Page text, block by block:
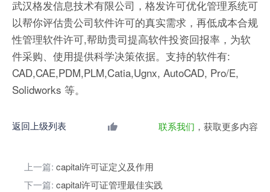
武汉格发信息技术有限公司，格发许可优化管理系统可
以帮你评估贵公司软件许可的真实需求，再低成本合规
性管理软件许可,帮助贵司提高软件投资回报率，为软
件采购、使用提供科学决策依据。支持的软件有:
CAD,CAE,PDM,PLM,Catia,Ugnx, AutoCAD, Pro/E,
Solidworks 等。
返回上级列表 联系我们 ，获取更多内容
上一篇: capital许可证定义及作用
下一篇: capital许可证管理最佳实践